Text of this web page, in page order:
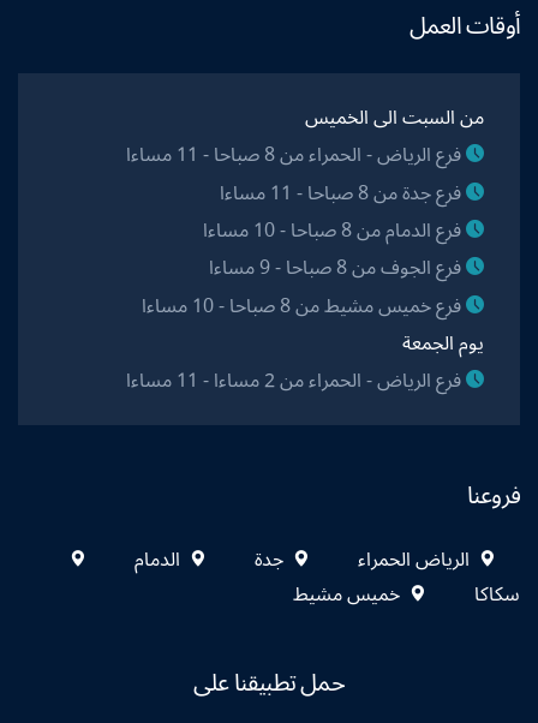
أوقات العمل
من السبت الى الخميس
فرع الرياض - الحمراء من 8 صباحا - 11 مساءا
فرع جدة من 8 صباحا - 11 مساءا
فرع الدمام من 8 صباحا - 10 مساءا
فرع الجوف من 8 صباحا - 9 مساءا
فرع خميس مشيط من 8 صباحا - 10 مساءا
يوم الجمعة
فرع الرياض - الحمراء من 2 مساءا - 11 مساءا
فروعنا
الرياض الحمراء جدة
الدمام
سكاكا
خميس مشيط
حمل تطبيقنا على